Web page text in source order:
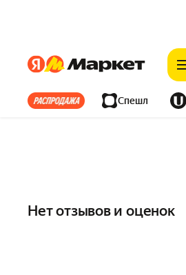
ЯндексЯндекс
Все хиты Спешл
Нет отзывов и оценок